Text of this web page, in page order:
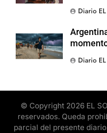
Diario
Diario
© Copyright 2026 EL
reservados. Queda
parcial del presente